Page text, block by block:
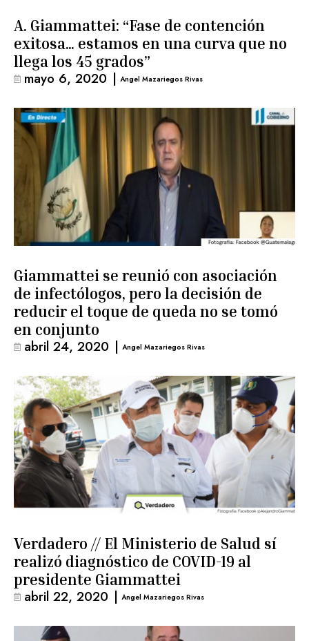
A. Giammattei: “Fase de contención
exitosa… estamos en una curva que no
llega los 45 grados”
mayo 6, 2020 | Angel Mazariegos Rivas
Giammattei se reunió con asociación
de infectólogos, pero la decisión de
reducir el toque de queda no se tomó
en conjunto
abril 24, 2020 | Angel Mazariegos Rivas
Verdadero // El Ministerio de Salud sí
realizó diagnóstico de COVID-19 al
presidente Giammattei
abril 22, 2020 | Angel Mazariegos Rivas